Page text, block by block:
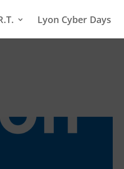
Lyon Cyber Days